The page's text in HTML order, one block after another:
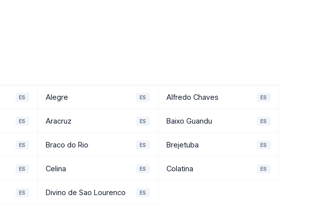
ES Alegre ES Alfredo Chaves ES
ES Aracruz ES Baixo Guandu ES
ES Braco do Rio ES Brejetuba ES
ES Celina ES Colatina ES
ES Divino de Sao Lourenco ES